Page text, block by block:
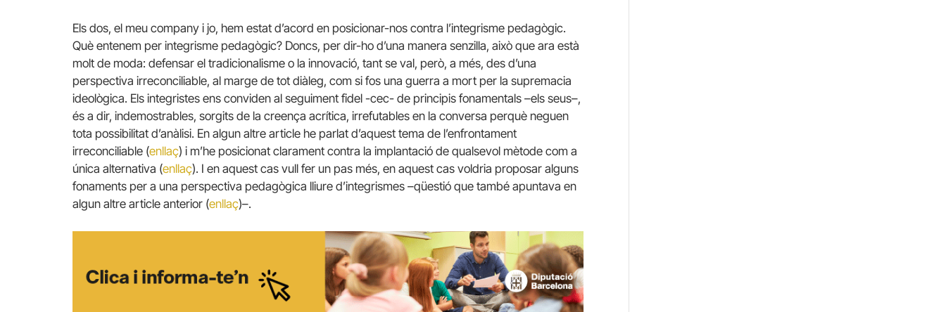
Els dos, el meu company i jo, hem estat d’acord en posicionar-nos contra l’integrisme pedagògic.
Què entenem per integrisme pedagògic? Doncs, per dir-ho d’una manera senzilla, això que ara està
molt de moda: defensar el tradicionalisme o la innovació, tant se val, però, a més, des d’una
perspectiva irreconciliable, al marge de tot diàleg, com si fos una guerra a mort per la supremacia
ideològica. Els integristes ens conviden al seguiment fidel -cec- de principis fonamentals –els seus–,
és a dir, indemostrables, sorgits de la creença acrítica, irrefutables en la conversa perquè neguen
tota possibilitat d’anàlisi. En algun altre article he parlat d’aquest tema de l’enfrontament
irreconciliable (enllaç) i m’he posicionat clarament contra la implantació de qualsevol mètode com a
única alternativa (enllaç). I en aquest cas vull fer un pas més, en aquest cas voldria proposar alguns
fonaments per a una perspectiva pedagògica lliure d’integrismes –qüestió que també apuntava en
algun altre article anterior (enllaç)–.